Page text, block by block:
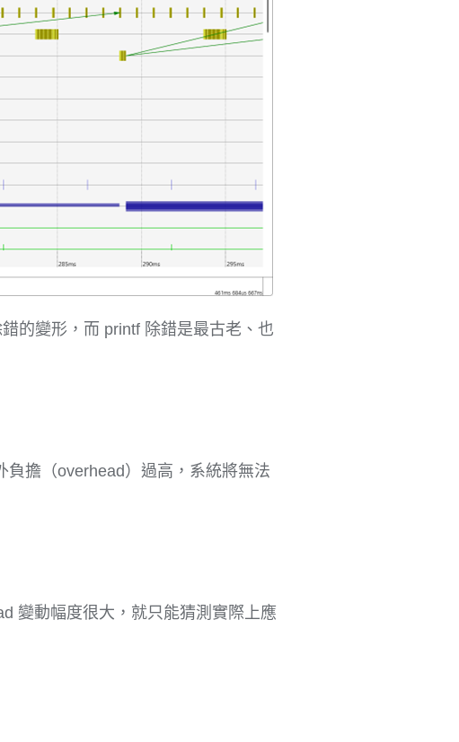
的變形，而 printf 除錯是最古老、也
負擔（overhead）過高，系統將無法
變動幅度很大，就只能猜測實際上應